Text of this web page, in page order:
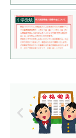
中学受験